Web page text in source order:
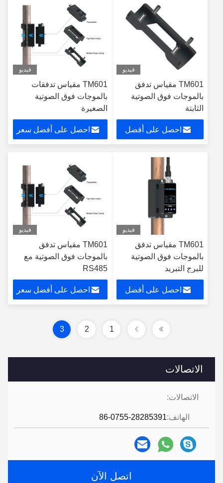
الاتصالات
الاتصالات:
الهاتف:86-0755-28285391
اتصل الآن
فيديو
TM601 مقياس تدفق
بالموجات فوق الصوتية
الثابتة
احصل على أفضل
فيديو
TM601 مقياس تدفقات
بالموجات فوق الصوتية
الصغيرة
احصل على أفضل سعر
فيديو
TM601 مقياس تدفق
بالموجات فوق الصوتية
للبرج التبريد
احصل على أفضل
فيديو
TM601 مقياس تدفق
بالموجات فوق الصوتية مع
RS485
احصل على أفضل سعر
1
2
3